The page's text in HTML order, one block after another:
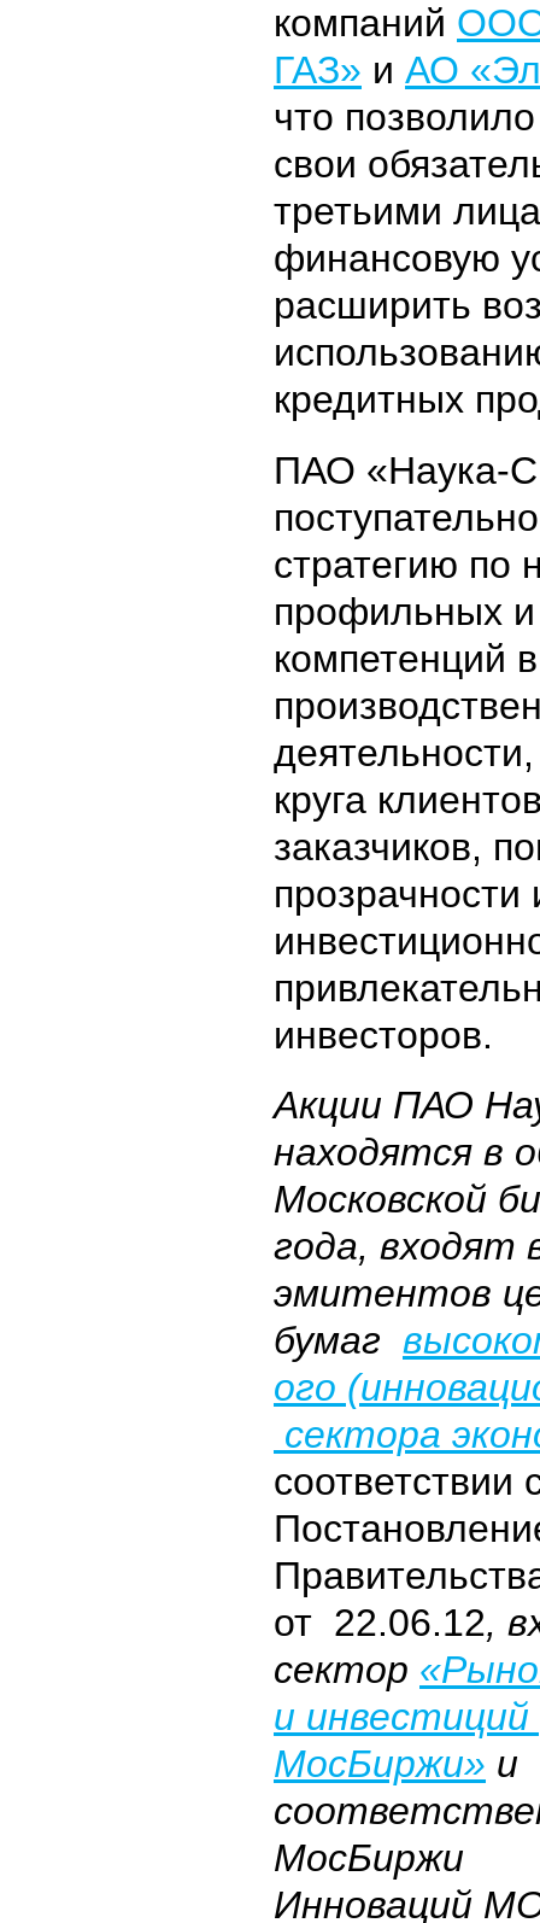
компаний ООО
ГАЗ» и АО
что
свои
третьими
финансовую
расширить
кредитных
ПАО «Наука-
стратегию по
профильных
компетенций
круга
заказчиков,
прозрачности
инвесторов.
Акции ПАО
находятся в
Московской
года, входят
эмитентов
бумаг
ого
сектора
соответствии
от 22.06.12,
сектор
и
МосБиржи» и
МосБиржи
Инноваций